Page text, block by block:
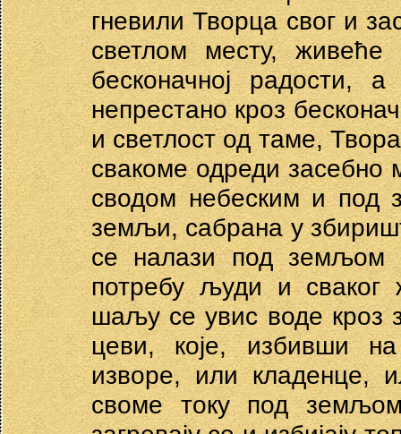
гневили Творца свог и
светлом месту, живеће
бесконачној
непрестано кроз
и светлост од таме,
свакоме одреди
сводом небеским и под
земљи, сабрана у
се налази под земљом
потребу људи и
шаљу се увис воде кроз
цеви, које, избивши
изворе, или кладенце,
своме току под